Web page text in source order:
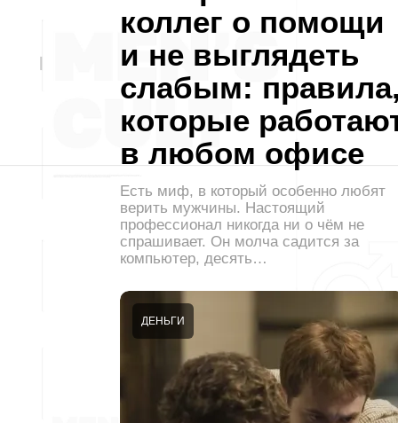
коллег о помощи
и не выглядеть
слабым:
которые
в любом офисе
Есть миф, в который особенно любят
верить мужчины. Настоящий
профессионал никогда ни о чём не
спрашивает. Он молча садится за
компьютер, десять…
ДЕНЬГИ